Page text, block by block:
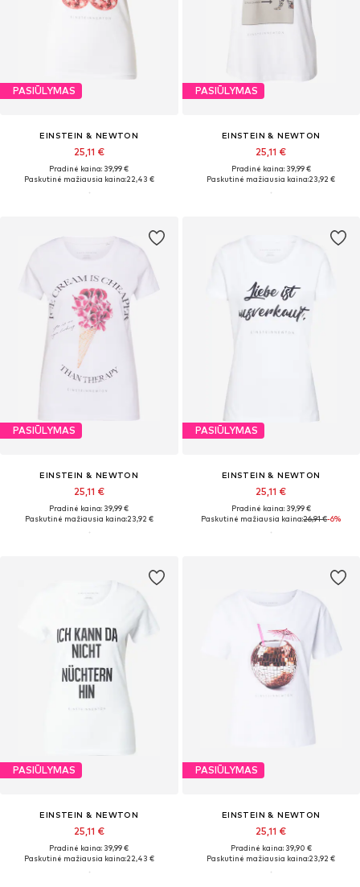
PASIŪLYMAS
EINSTEIN & NEWTON
25,11 €
Pradinė kaina: 39,99 €
Paskutinė mažiausia kaina:22,43 €
PASIŪLYMAS
EINSTEIN & NEWTON
25,11 €
Pradinė kaina: 39,99 €
Paskutinė mažiausia kaina:23,92 €
PASIŪLYMAS
EINSTEIN & NEWTON
25,11 €
Pradinė kaina: 39,99 €
Paskutinė mažiausia kaina:23,92 €
PASIŪLYMAS
EINSTEIN & NEWTON
25,11 €
Pradinė kaina: 39,99 €
Paskutinė mažiausia kaina:26,91 €-6%
PASIŪLYMAS
EINSTEIN & NEWTON
25,11 €
Pradinė kaina: 39,99 €
Paskutinė mažiausia kaina:22,43 €
PASIŪLYMAS
EINSTEIN & NEWTON
25,11 €
Pradinė kaina: 39,90 €
Paskutinė mažiausia kaina:23,92 €